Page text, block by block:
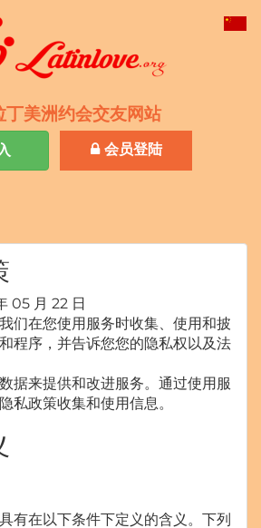
丁美洲约会交友网站
会员登陆
05 月 22 日
们在您使用服务时收集、使用和披
程序，并告诉您您的隐私权以及法
据来提供和改进服务。通过使用服
私政策收集和使用信息。
有在以下条件下定义的含义。下列